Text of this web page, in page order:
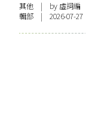
其他 | by 虛詞編
輯部 | 2026-07-27